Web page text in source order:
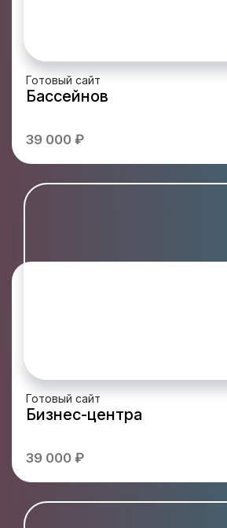
Готовый сайт
Бассейнов
39 000 ₽
Готовый сайт
Бизнес-центра
39 000 ₽